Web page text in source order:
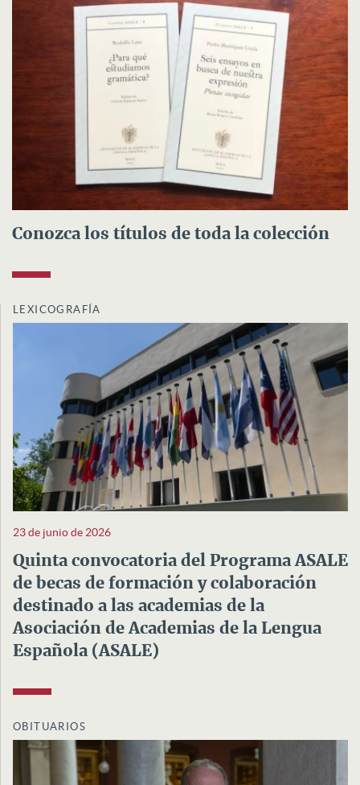
Conozca los títulos de toda la colección
LEXICOGRAFÍA
23 de junio de 2026
Quinta convocatoria del Programa ASALE
de becas de formación y colaboración
destinado a las academias de la
Asociación de Academias de la Lengua
Española (ASALE)
OBITUARIOS